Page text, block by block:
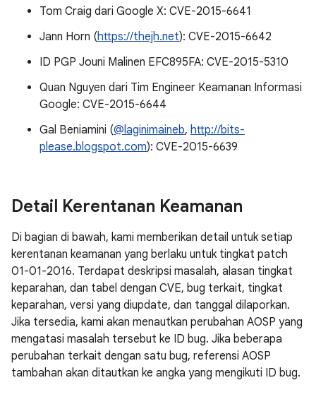
Tom Craig dari Google X: CVE-2015-6641
Jann Horn (https://thejh.net): CVE-2015-6642
ID PGP Jouni Malinen EFC895FA: CVE-2015-5310
Quan Nguyen dari Tim Engineer Keamanan Informasi
Google: CVE-2015-6644
Gal Beniamini (@laginimaineb, http://bits-
please.blogspot.com): CVE-2015-6639
Detail Kerentanan Keamanan
Di bagian di bawah, kami memberikan detail untuk setiap
kerentanan keamanan yang berlaku untuk tingkat patch
01-01-2016. Terdapat deskripsi masalah, alasan tingkat
keparahan, dan tabel dengan CVE, bug terkait, tingkat
keparahan, versi yang diupdate, dan tanggal dilaporkan.
Jika tersedia, kami akan menautkan perubahan AOSP yang
mengatasi masalah tersebut ke ID bug. Jika beberapa
perubahan terkait dengan satu bug, referensi AOSP
tambahan akan ditautkan ke angka yang mengikuti ID bug.